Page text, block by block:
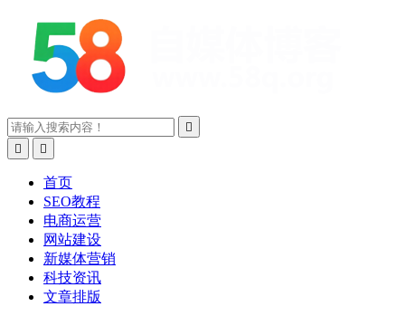



首页
SEO教程
电商运营
网站建设
新媒体营销
科技资讯
文章排版